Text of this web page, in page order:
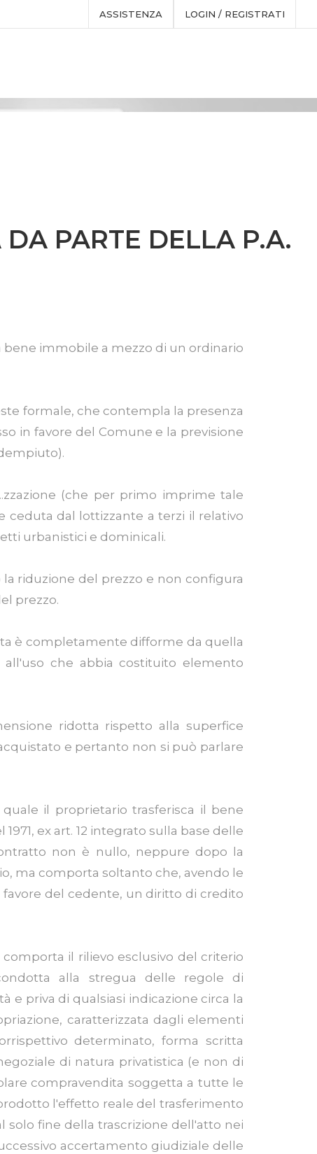
ASSISTENZA LOGIN / REGISTRATI
PARTE DELLA P.A.
bene immobile a mezzo di un ordinario
formale, che contempla la presenza
in favore del Comune e la previsione
(che per primo imprime tale
ceduta dal lottizzante a terzi il relativo
urbanistici e dominicali.
riduzione del prezzo e non configura
prezzo.
è completamente difforme da quella
all'uso che abbia costituito elemento
ridotta rispetto alla superfice
e pertanto non si può parlare
il proprietario trasferisca il bene
ex art. 12 integrato sulla base delle
non è nullo, neppure dopo la
ma comporta soltanto che, avendo le
del cedente, un diritto di credito
il rilievo esclusivo del criterio
alla stregua delle regole di
e priva di qualsiasi indicazione circa la
caratterizzata dagli elementi
determinato, forma scritta
di natura privatistica (e non di
compravendita soggetta a tutte le
l'effetto reale del trasferimento
solo fine della trascrizione dell'atto nei
accertamento giudiziale delle